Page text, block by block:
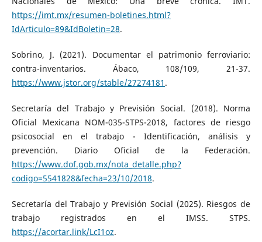
https://imt.mx/resumen-boletines.html?
IdArticulo=89&IdBoletin=28.
Sobrino, J. (2021). Documentar el patrimonio ferroviario:
contra-inventarios. Ábaco, 108/109, 21-37.
https://www.jstor.org/stable/27274181 .
Secretaría del Trabajo y Previsión Social. (2018). Norma
Oficial Mexicana NOM-035-STPS-2018, factores de riesgo
psicosocial en el trabajo - Identificación, análisis y
prevención. Diario Oficial de la Federación.
https://www.dof.gob.mx/nota_detalle.php?
codigo=5541828&fecha=23/10/2018.
Secretaría del Trabajo y Previsión Social (2025). Riesgos de
trabajo registrados en el IMSS. STPS.
https://acortar.link/LcI1oz.